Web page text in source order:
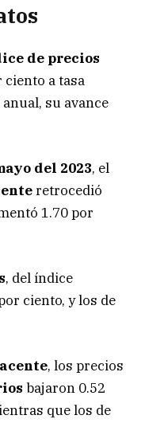
de precios
ciento a tasa
su avance
del 2023, el
retrocedió
1.70 por
, del índice
ciento, y los de
, los precios
bajaron 0.52
que los de